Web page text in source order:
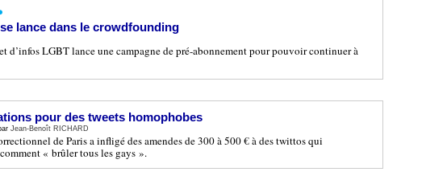
lance dans le crowdfounding
d’infos LGBT lance une campagne de pré-abonnement pour pouvoir continuer à
pour des tweets homophobes
Jean-Benoît RICHARD
de Paris a infligé des amendes de 300 à 500 € à des twittos qui
« brûler tous les gays ».